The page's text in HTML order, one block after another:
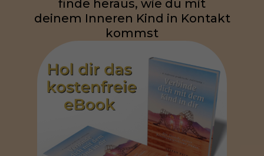
finde heraus, wie du mit
deinem Inneren Kind in Kontakt
kommst